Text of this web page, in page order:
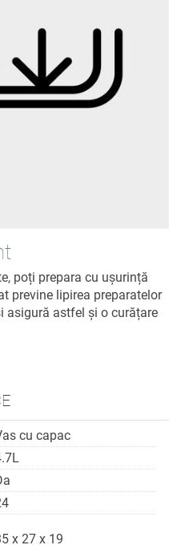
poți prepara cu ușurință
previne lipirea preparatelor
asigură astfel și o curățare
cu capac
x 27 x 19